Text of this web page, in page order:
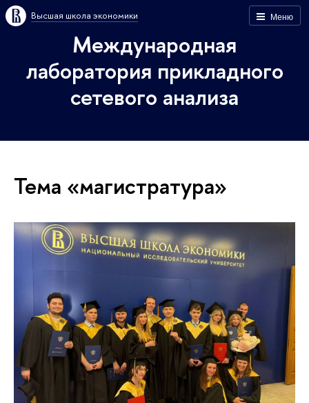
Меню
Высшая школа экономики
Международная
лаборатория прикладного
сетевого анализа
Тема «магистратура»